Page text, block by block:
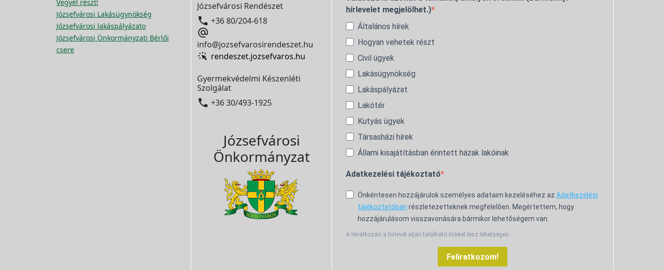
Vegyél részt!
Józsefvárosi Lakásügynökség
Józsefvárosi lakáspályázato
Józsefvárosi Önkormányzati Bérlői
csere
Józsefvárosi Rendészet
 +36 80/204-618

info@jozsefvarosirendeszet.hu
rendeszet.jozsefvaros.hu
Gyermekvédelmi Készenléti
Szolgálat
 +36 30/493-1925
Józsefvárosi
Önkormányzat
hírlevelet megjelölhet.)
Általános hírek
Hogyan vehetek részt
Civil ügyek
Lakásügynökség
Lakáspályázat
Lakótér
Kutyás ügyek
Társasházi hírek
Állami kisajátításban érintett házak lakóinak
Adatkezelési tájékoztató
Önkéntesen hozzájárulok személyes adataim kezeléséhez az Adatkezelési
tájékoztatóban részletezetteknek megfelelően. Megértettem, hogy
hozzájárulásom visszavonására bármikor lehetőségem van.
A leiratkozás a hírlevél alján található linkkel lesz lehetséges.
Feliratkozom!